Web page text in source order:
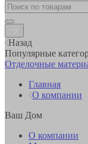
Назад
Популярные
Отделочные
Главная
О компании
Ваш Дом
О компании